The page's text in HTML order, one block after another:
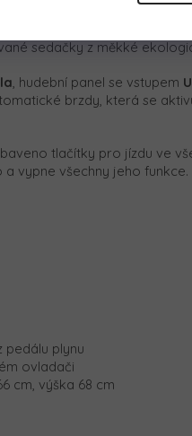
je určeno pro všechny
sedačky z měkké
, hudební panel se vstupem
brzdy, která se
tlačítky pro jízdu ve
vypne všechny jeho funkce.
pedálu plynu
ovladači
cm, výška 68 cm